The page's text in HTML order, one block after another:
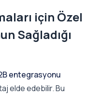
için Özel
Sağladığı
entegrasyonu
elde edebilir. Bu